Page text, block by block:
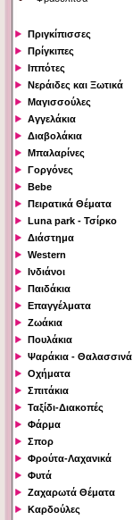
Πριγκίπισσες
Πρίγκιπες
Ιππότες
Νεράιδες και Ξωτικά
Μαγισσούλες
Αγγελάκια
Διαβολάκια
Μπαλαρίνες
Γοργόνες
Bebe
Πειρατικά Θέματα
Luna park - Τσίρκο
Διάστημα
Western
Ινδιάνοι
Παιδάκια
Επαγγέλματα
Ζωάκια
Πουλάκια
Ψαράκια - Θαλασσινά
Οχήματα
Σπιτάκια
Ταξίδι-Διακοπές
Φάρμα
Σπορ
Φρούτα-Λαχανικά
Φυτά
Ζαχαρωτά Θέματα
Καρδούλες